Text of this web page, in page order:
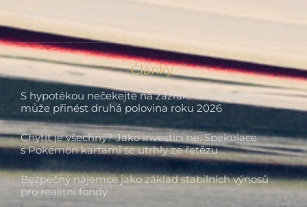
Zaměstnanecké benefity
Články
S hypotékou nečekejte na zázrak. Tři scénáře, co
může přinést druhá polovina roku 2026
Chytit je všechny? Jako investici ne. Spekulace
s Pokémon kartami se utrhly ze řetězu
Bezpečný nájemce jako základ stabilních výnosů
pro realitní fondy